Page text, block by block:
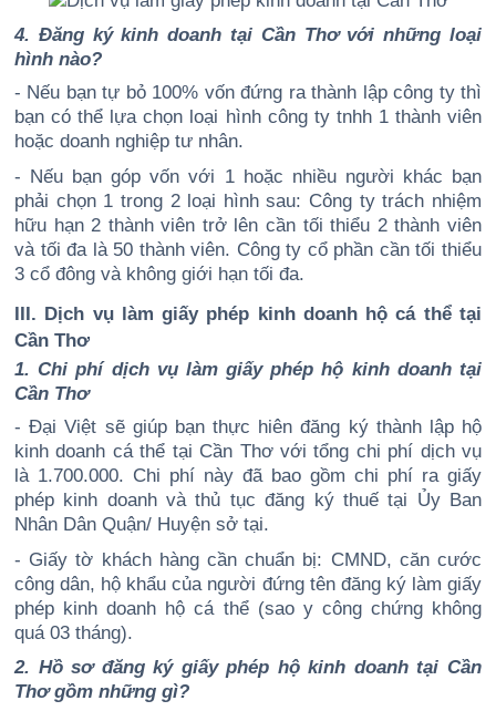
4. Đăng ký kinh doanh tại Cần Thơ với những loại
hình nào?
- Nếu bạn tự bỏ 100% vốn đứng ra thành lập công ty thì
bạn có thể lựa chọn loại hình công ty tnhh 1 thành viên
hoặc doanh nghiệp tư nhân.
- Nếu bạn góp vốn với 1 hoặc nhiều người khác bạn
phải chọn 1 trong 2 loại hình sau: Công ty trách nhiệm
hữu hạn 2 thành viên trở lên cần tối thiểu 2 thành viên
và tối đa là 50 thành viên. Công ty cổ phần cần tối thiểu
3 cổ đông và không giới hạn tối đa.
III. Dịch vụ làm giấy phép kinh doanh hộ cá thể tại
Cần Thơ
1. Chi phí dịch vụ làm giấy phép hộ kinh doanh tại
Cần Thơ
- Đại Việt sẽ giúp bạn thực hiên đăng ký thành lập hộ
kinh doanh cá thể tại Cần Thơ với tổng chi phí dịch vụ
là 1.700.000. Chi phí này đã bao gồm chi phí ra giấy
phép kinh doanh và thủ tục đăng ký thuế tại Ủy Ban
Nhân Dân Quận/ Huyện sở tại.
- Giấy tờ khách hàng cần chuẩn bị: CMND, căn cước
công dân, hộ khẩu của người đứng tên đăng ký làm giấy
phép kinh doanh hộ cá thể (sao y công chứng không
quá 03 tháng).
2. Hồ sơ đăng ký giấy phép hộ kinh doanh tại Cần
Thơ gồm những gì?